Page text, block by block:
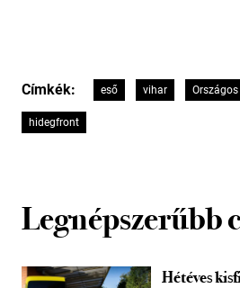
Címkék: eső vihar
hidegfront
Legnépszerűbb
Hétéves